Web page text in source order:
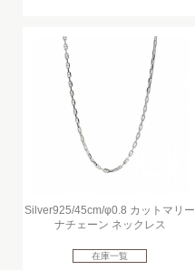
Silver925/45cm/φ0.8 カットマリー
ナチェーン ネックレス
在庫一覧